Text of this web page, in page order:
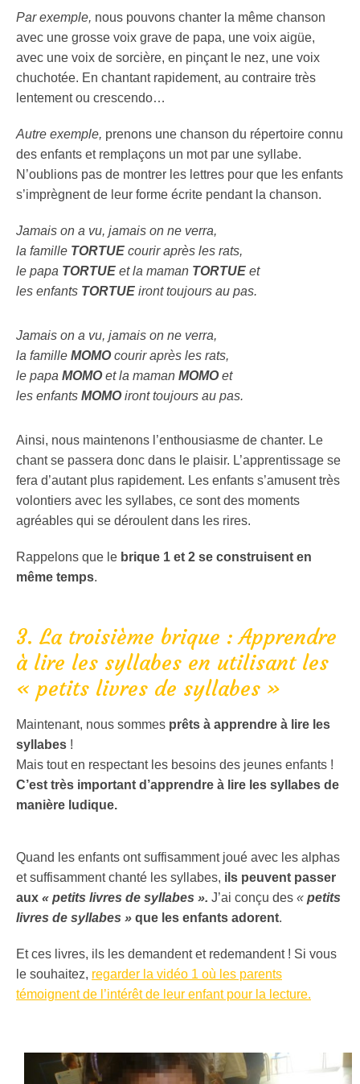
Par exemple, nous pouvons chanter la même chanson
avec une grosse voix grave de papa, une voix aigüe,
avec une voix de sorcière, en pinçant le nez, une voix
chuchotée. En chantant rapidement, au contraire très
lentement ou crescendo…
Autre exemple, prenons une chanson du répertoire connu
des enfants et remplaçons un mot par une syllabe.
N’oublions pas de montrer les lettres pour que les enfants
s’imprègnent de leur forme écrite pendant la chanson.
Jamais on a vu, jamais on ne verra,
la famille TORTUE courir après les rats,
le papa TORTUE et la maman TORTUE et
les enfants TORTUE iront toujours au pas.
Jamais on a vu, jamais on ne verra,
la famille MOMOcourir après les rats,
le papa MOMOet la maman MOMOet
les enfants MOMOiront toujours au pas.
Ainsi, nous maintenons l’enthousiasme de chanter. Le
chant se passera donc dans le plaisir. L’apprentissage se
fera d’autant plus rapidement. Les enfants s’amusent très
volontiers avec les syllabes, ce sont des moments
agréables qui se déroulent dans les rires.
Rappelons que le brique 1 et 2 se construisent en
même temps.
3. La troisième brique : Apprendre
à lire les syllabes en utilisant les
« petits livres de syllabes »
Maintenant, nous sommes prêts à apprendre à lire les
syllabes !
Mais tout en respectant les besoins des jeunes enfants !
C’est très important d’apprendre à lire les syllabes de
manière ludique.
Quand les enfants ont suffisamment joué avec les alphas
et suffisamment chanté les syllabes, ils peuvent passer
aux « petits livres de syllabes ». J’ai conçu des « petits
livres de syllabes » que les enfants adorent.
Et ces livres, ils les demandent et redemandent ! Si vous
le souhaitez, regarder la vidéo 1 où les parents
témoignent de l’intérêt de leur enfant pour la lecture.